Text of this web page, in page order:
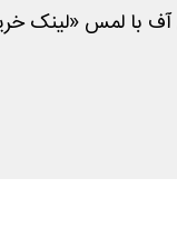
با لمس «لینک